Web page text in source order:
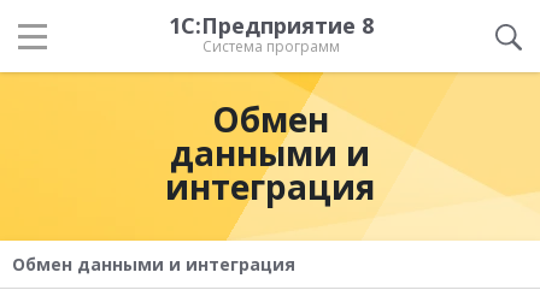
1С:Предприятие 8
Система программ
Обмен
данными и
интеграция
Обмен данными и интеграция